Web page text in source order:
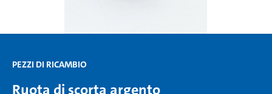
PEZZI DI RICAMBIO
Ruota di scorta argento